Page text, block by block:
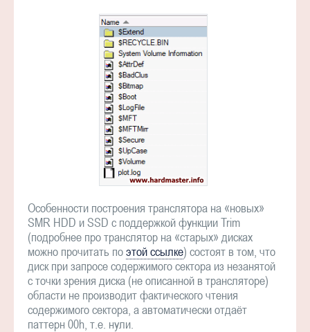
Особенности построения транслятора на «новых»
SMR HDD и SSD с поддержкой функции Trim
(подробнее про транслятор на «старых» дисках
можно прочитать поэтой ссылке) состоят в том, что
диск при запросе содержимого сектора из незанятой
с точки зрения диска (не описанной в трансляторе)
области не производит фактического чтения
содержимого сектора, а автоматически отдаёт
паттерн 00h, т.е. нули.